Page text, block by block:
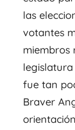
las
votantes
miembros
fue tan
Braver